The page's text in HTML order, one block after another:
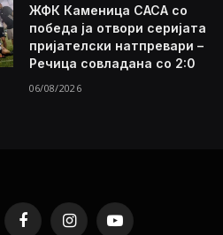
ЖФК Каменица САСА со
победа ја отвори серијата
пријателски натпревари –
Речица совладана со 2:0
06/08/2026
FacebookInstagramYouTube